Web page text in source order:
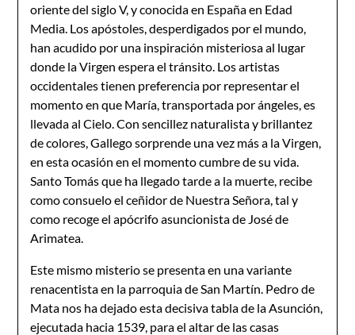
oriente del siglo V, y conocida en España en Edad
Media. Los apóstoles, desperdigados por el mundo,
han acudido por una inspiración misteriosa al lugar
donde la Virgen espera el tránsito. Los artistas
occidentales tienen preferencia por representar el
momento en que María, transportada por ángeles, es
llevada al Cielo. Con sencillez naturalista y brillantez
de colores, Gallego sorprende una vez más a la Virgen,
en esta ocasión en el momento cumbre de su vida.
Santo Tomás que ha llegado tarde a la muerte, recibe
como consuelo el ceñidor de Nuestra Señora, tal y
como recoge el apócrifo asuncionista de José de
Arimatea.
Este mismo misterio se presenta en una variante
renacentista en la parroquia de San Martín. Pedro de
Mata nos ha dejado esta decisiva tabla de la Asunción,
ejecutada hacia 1539, para el altar de las casas